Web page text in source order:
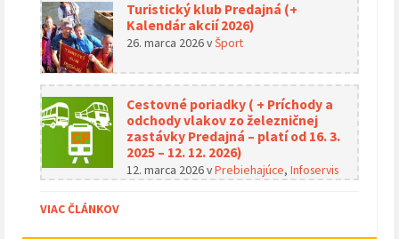
Turistický klub Predajná (+
Kalendár akcií 2026)
26. marca 2026vŠport
Cestovné poriadky ( + Príchody a
odchody vlakov zo železničnej
zastávky Predajná – platí od 16. 3.
2025 – 12. 12. 2026)
12. marca 2026vPrebiehajúce, Infoservis
VIAC ČLÁNKOV